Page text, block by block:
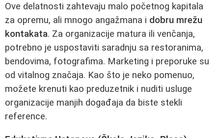
Ove delatnosti zahtevaju malo početnog kapitala
za opremu, ali mnogo angažmana i dobru mrežu
kontakata. Za organizacije matura ili venčanja,
potrebno je uspostaviti saradnju sa restoranima,
bendovima, fotografima. Marketing i preporuke su
od vitalnog značaja. Kao što je neko pomenuo,
možete krenuti kao preduzetnik i nuditi usluge
organizacije manjih događaja da biste stekli
reference.